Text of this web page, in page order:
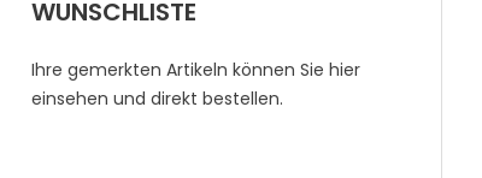
WUNSCHLISTE
Ihre gemerkten Artikeln können Sie hier
einsehen und direkt bestellen.